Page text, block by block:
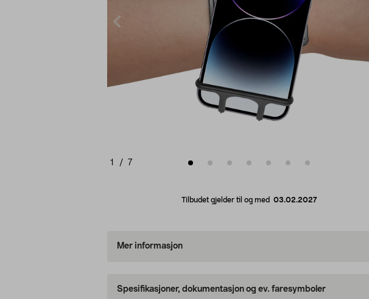
1 / 7
Tilbudet gjelder til og med 03.02.2027
Mer informasjon
Spesifikasjoner, dokumentasjon og ev. faresymboler